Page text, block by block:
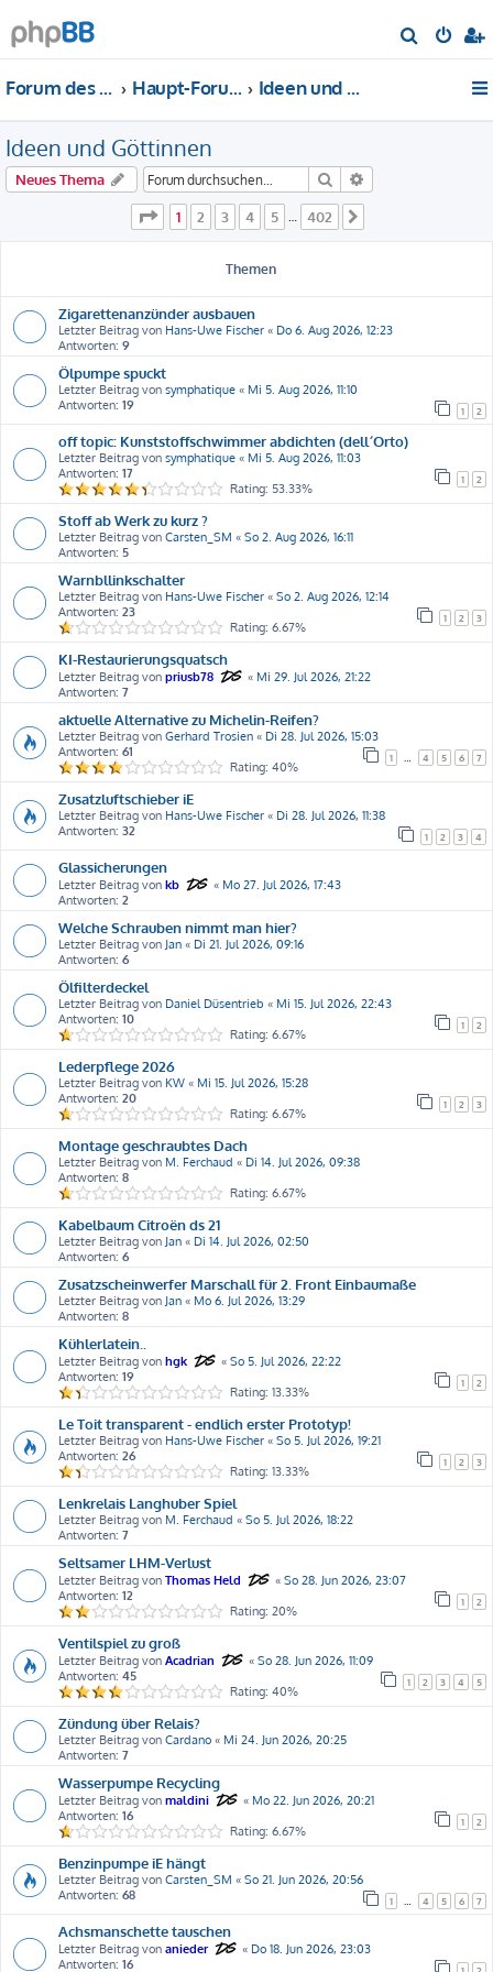
u
Forum des DS-Club Deutschland e.V. Haupt-Forum Ideen und Göttinnen
Ideen und Göttinnen
Neues Thema Suche
Seite 1von 402
1 2 3 4 5 … 402
Themen
Zigarettenanzünder ausbauen
Letzter Beitrag von Hans-Uwe Fischer « Do 6. Aug 2026, 12:23
Antworten: 9
Ölpumpe spuckt
Letzter Beitrag von symphatique « Mi 5. Aug 2026, 11:10
Antworten: 19 1 2
off topic: Kunststoffschwimmer abdichten (dell´Orto)
Letzter Beitrag von symphatique « Mi 5. Aug 2026, 11:03
Antworten: 17 1 2
Rating: 53.33%
Stoff ab Werk zu kurz ?
Letzter Beitrag von Carsten_SM « So 2. Aug 2026, 16:11
Antworten: 5
Warnbllinkschalter
Letzter Beitrag von Hans-Uwe Fischer « So 2. Aug 2026, 12:14
Antworten: 23 1 2 3
Rating: 6.67%
KI-Restaurierungsquatsch
Letzter Beitrag von priusb78 « Mi 29. Jul 2026, 21:22
Antworten: 7
aktuelle Alternative zu Michelin-Reifen?
Letzter Beitrag von Gerhard Trosien « Di 28. Jul 2026, 15:03
Antworten: 61 1 4 5 6 7
Rating: 40%
Zusatzluftschieber iE
Letzter Beitrag von Hans-Uwe Fischer « Di 28. Jul 2026, 11:38
Antworten: 32 1 2 3 4
Glassicherungen
Letzter Beitrag von kb « Mo 27. Jul 2026, 17:43
Antworten: 2
Welche Schrauben nimmt man hier?
Letzter Beitrag von Jan « Di 21. Jul 2026, 09:16
Antworten: 6
Ölfilterdeckel
Letzter Beitrag von Daniel Düsentrieb « Mi 15. Jul 2026, 22:43
Antworten: 10 1 2
Rating: 6.67%
Lederpflege 2026
Letzter Beitrag von KW « Mi 15. Jul 2026, 15:28
Antworten: 20 1 2 3
Rating: 6.67%
Montage geschraubtes Dach
Letzter Beitrag von M. Ferchaud « Di 14. Jul 2026, 09:38
Antworten: 8
Rating: 6.67%
Kabelbaum Citroën ds 21
Letzter Beitrag von Jan « Di 14. Jul 2026, 02:50
Antworten: 6
Zusatzscheinwerfer Marschall für 2. Front Einbaumaße
Letzter Beitrag von Jan « Mo 6. Jul 2026, 13:29
Antworten: 8
Kühlerlatein..
Letzter Beitrag von hgk « So 5. Jul 2026, 22:22
Antworten: 19 1 2
Rating: 13.33%
Le Toit transparent - endlich erster Prototyp!
Letzter Beitrag von Hans-Uwe Fischer « So 5. Jul 2026, 19:21
Antworten: 26 1 2 3
Rating: 13.33%
Lenkrelais Langhuber Spiel
Letzter Beitrag von M. Ferchaud « So 5. Jul 2026, 18:22
Antworten: 7
Seltsamer LHM-Verlust
Letzter Beitrag von Thomas Held « So 28. Jun 2026, 23:07
Antworten: 12 1 2
Rating: 20%
Ventilspiel zu groß
Letzter Beitrag von Acadrian « So 28. Jun 2026, 11:09
Antworten: 45 1 2 3 4 5
Rating: 40%
Zündung über Relais?
Letzter Beitrag von Cardano « Mi 24. Jun 2026, 20:25
Antworten: 7
Wasserpumpe Recycling
Letzter Beitrag von maldini « Mo 22. Jun 2026, 20:21
Antworten: 16 1 2
Rating: 6.67%
Benzinpumpe iE hängt
Letzter Beitrag von Carsten_SM « So 21. Jun 2026, 20:56
Antworten: 68 1 4 5 6 7
Achsmanschette tauschen
Letzter Beitrag von anieder « Do 18. Jun 2026, 23:03
Antworten: 16